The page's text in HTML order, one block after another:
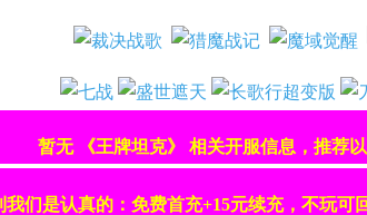
暂无 《王牌坦克》 相关开服信息，推荐
我们是认真的：免费首充+15元续充，不玩可